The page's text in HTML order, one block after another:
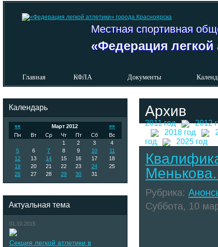
Местная спортивная
«Федерация легкой
Главная КФЛА Документы
Календарь
«« Март 2012
»»
Пн
Вт Ср Чт Пт Сб
Вс
1
2 3
4
5
6 7 8 9 10
11
12
13 14 15 16 17
18
19
20 21 22 23 24
25
26
27 28 29 30 31
Актуальная тема
01.10.2015
Секция легкой атлетики в
Архив
2011 год
2012
2018 год
год
2025 год
Рубрика:
Суббота, 10